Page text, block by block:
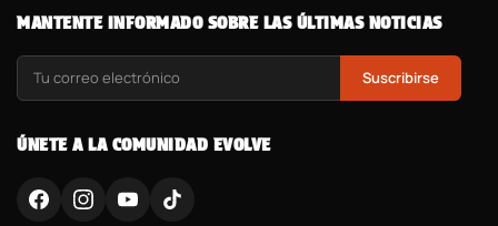
MANTENTE INFORMADO SOBRE LAS ÚLTIMAS NOTICIAS
Suscribirse
ÚNETE A LA COMUNIDAD EVOLVE